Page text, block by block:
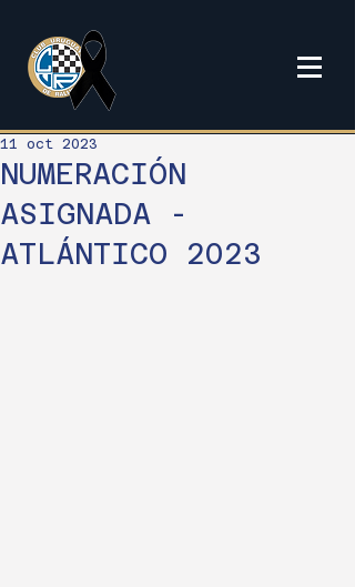
NUMERACIÓN
ASIGNADA -
ATLÁNTICO 2023
11 oct 2023